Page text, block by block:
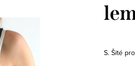
S. Šité